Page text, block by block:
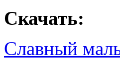
Скачать:
Славный